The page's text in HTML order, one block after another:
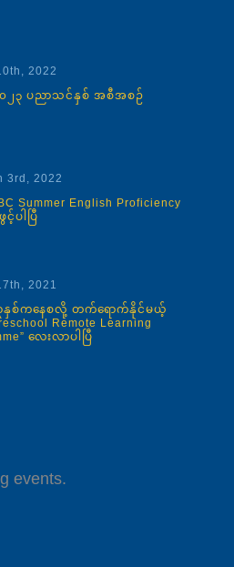
2022
၀၂၃ ပညာသင်နှစ် အစီအစဉ်
3rd, 2022
Summer English Proficiency
င့်ပါပြီ
2021
စ်ကနေစလို့ တက်ရောက်နိုင်မယ့်
Remote Learning
လေးလာပါပြီ
events.